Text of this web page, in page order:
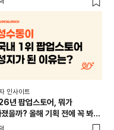
인사이트
년 팝업스토어, 뭐가
을까? 올해 기획 전에 꼭 봐야
렌드 4가지